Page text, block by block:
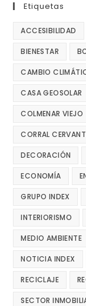
Etiquetas
ACCESIBILIDAD
BIENESTAR
CAMBIO
CASA GEOSOLAR
COLMENAR VIEJO
CORRAL
DECORACIÓN
ECONOMÍA
GRUPO INDEX
INTERIORISMO
MEDIO AMBIENTE
NOTICIA INDEX
RECICLAJE
SECTOR